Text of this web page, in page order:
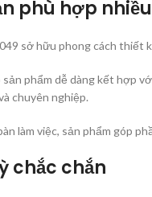
phù hợp
sở hữu phong cách thiết
phẩm dễ dàng kết hợp
chuyên nghiệp.
làm việc, sản phẩm góp
chắc chắn